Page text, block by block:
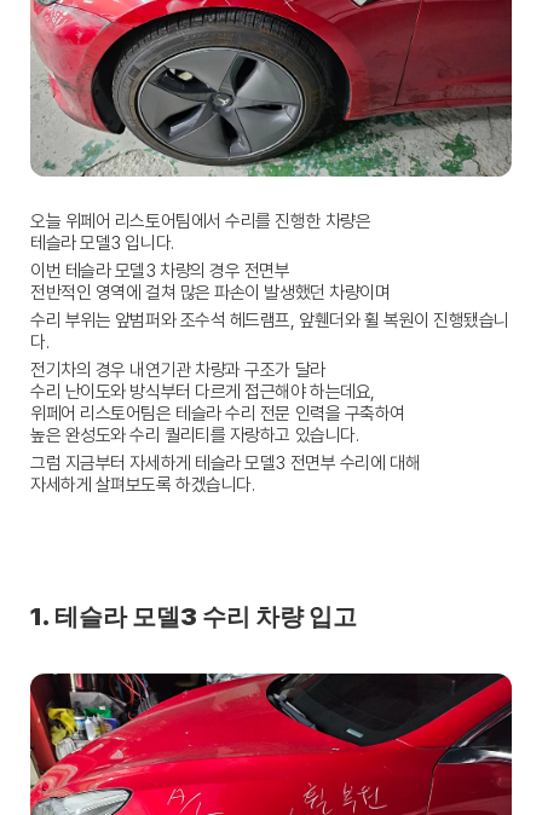
오늘 위페어 리스토어팀에서 수리를 진행한 차량은
테슬라 모델3 입니다.
이번 테슬라 모델3 차량의 경우 전면부
전반적인 영역에 걸쳐 많은 파손이 발생했던 차량이며
수리 부위는 앞범퍼와 조수석 헤드램프, 앞휀더와 휠 복원이 진행됐습니
다.
전기차의 경우 내연기관 차량과 구조가 달라
수리 난이도와 방식부터 다르게 접근해야 하는데요,
위페어 리스토어팀은 테슬라 수리 전문 인력을 구축하여
높은 완성도와 수리 퀄리티를 자랑하고 있습니다.
그럼 지금부터 자세하게 테슬라 모델3 전면부 수리에 대해
자세하게 살펴보도록 하겠습니다.
1. 테슬라 모델3 수리 차량 입고